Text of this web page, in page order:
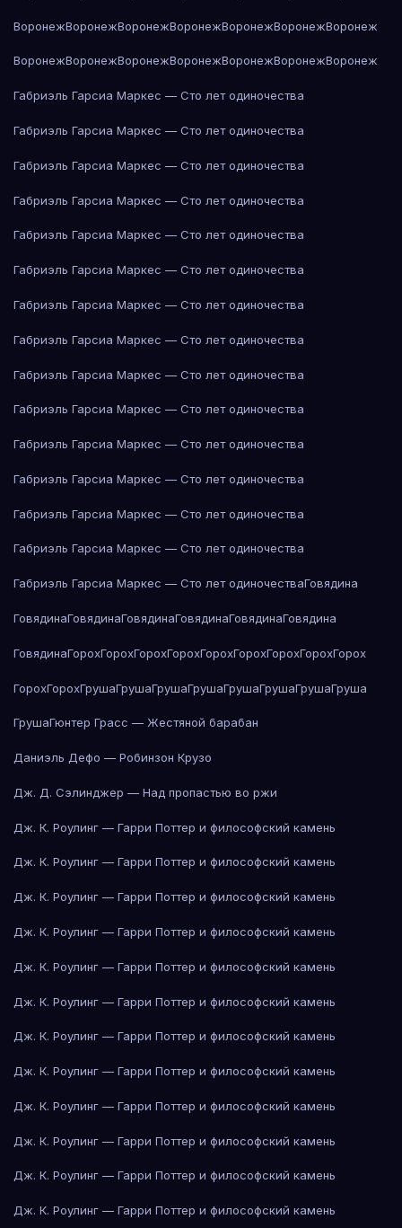
ВоронежВоронежВоронежВоронежВоронежВоронежВоронеж
ВоронежВоронежВоронежВоронежВоронежВоронежВоронеж
Габриэль Гарсиа Маркес — Сто лет одиночества
Габриэль Гарсиа Маркес — Сто лет одиночества
Габриэль Гарсиа Маркес — Сто лет одиночества
Габриэль Гарсиа Маркес — Сто лет одиночества
Габриэль Гарсиа Маркес — Сто лет одиночества
Габриэль Гарсиа Маркес — Сто лет одиночества
Габриэль Гарсиа Маркес — Сто лет одиночества
Габриэль Гарсиа Маркес — Сто лет одиночества
Габриэль Гарсиа Маркес — Сто лет одиночества
Габриэль Гарсиа Маркес — Сто лет одиночества
Габриэль Гарсиа Маркес — Сто лет одиночества
Габриэль Гарсиа Маркес — Сто лет одиночества
Габриэль Гарсиа Маркес — Сто лет одиночества
Габриэль Гарсиа Маркес — Сто лет одиночества
Габриэль Гарсиа Маркес — Сто лет одиночестваГовядина
ГовядинаГовядинаГовядинаГовядинаГовядинаГовядина
ГовядинаГорохГорохГорохГорохГорохГорохГорохГорохГорох
ГорохГорохГрушаГрушаГрушаГрушаГрушаГрушаГрушаГруша
ГрушаГюнтер Грасс — Жестяной барабан
Даниэль Дефо — Робинзон Крузо
Дж. Д. Сэлинджер — Над пропастью во ржи
Дж. К. Роулинг — Гарри Поттер и философский камень
Дж. К. Роулинг — Гарри Поттер и философский камень
Дж. К. Роулинг — Гарри Поттер и философский камень
Дж. К. Роулинг — Гарри Поттер и философский камень
Дж. К. Роулинг — Гарри Поттер и философский камень
Дж. К. Роулинг — Гарри Поттер и философский камень
Дж. К. Роулинг — Гарри Поттер и философский камень
Дж. К. Роулинг — Гарри Поттер и философский камень
Дж. К. Роулинг — Гарри Поттер и философский камень
Дж. К. Роулинг — Гарри Поттер и философский камень
Дж. К. Роулинг — Гарри Поттер и философский камень
Дж. К. Роулинг — Гарри Поттер и философский камень